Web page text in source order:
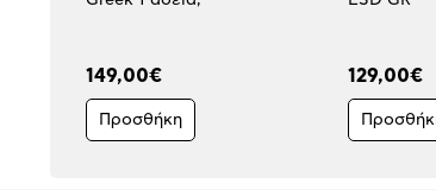
149,00€
Προσθήκη
129,00€